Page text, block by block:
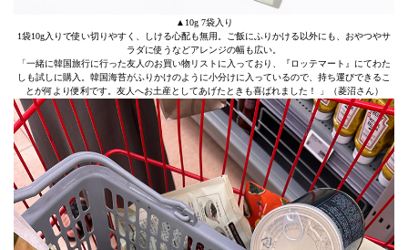
▲10g 7袋入り
1袋10g入りで使い切りやすく、しける心配も無用。ご飯にふりかける以外にも、おやつやサ
ラダに使うなどアレンジの幅も広い。
「一緒に韓国旅行に行った友人のお買い物リストに入っており、『ロッテマート』にてわた
しも試しに購入。韓国海苔がふりかけのように小分けに入っているので、持ち運びできるこ
とが何より便利です。友人へお土産としてあげたときも喜ばれました！ 」（菱沼さん）